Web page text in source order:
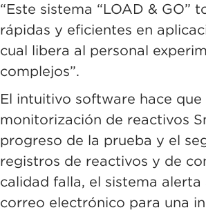
“Este sistema “LOAD &
rápidas y eficientes en
cual libera al personal
complejos”.
El intuitivo software hace
monitorización de reactivos
progreso de la prueba y el
registros de reactivos y de
calidad falla, el sistema
correo electrónico para una